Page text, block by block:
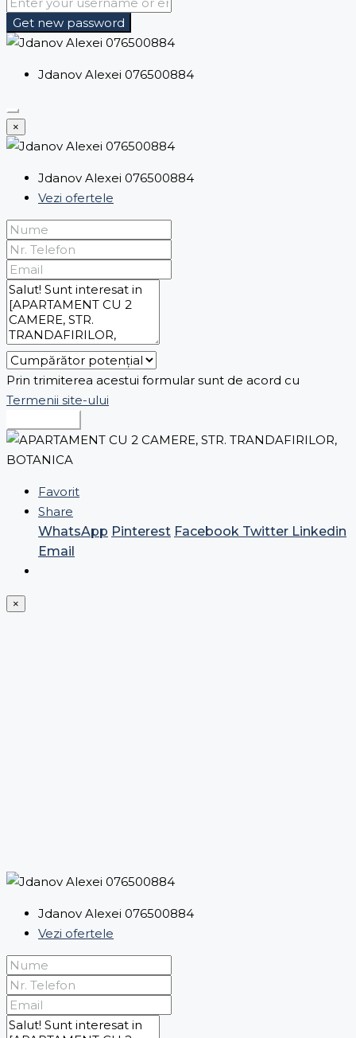
Get new password
Jdanov Alexei 076500884
×
Jdanov Alexei 076500884
Vezi ofertele
Prin trimiterea acestui formular sunt de acord cu
Termenii site-ului
Favorit
Share
WhatsApp Pinterest Facebook Twitter Linkedin
Email
×
Jdanov Alexei 076500884
Vezi ofertele